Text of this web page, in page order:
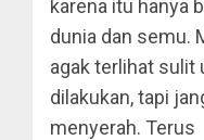
karena itu hanya
dunia dan semu.
agak terlihat sulit
dilakukan, tapi
menyerah. Terus